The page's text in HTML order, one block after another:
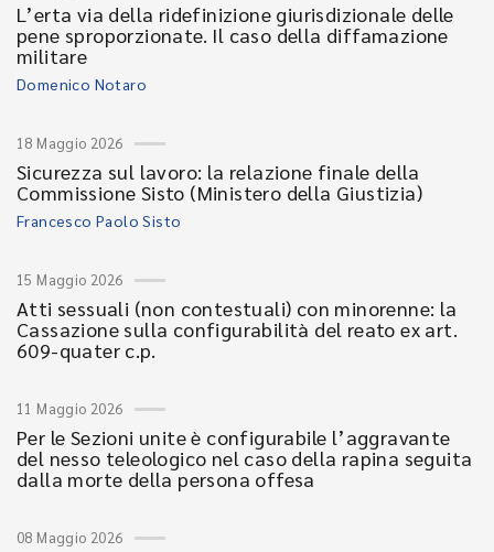
L’erta via della ridefinizione giurisdizionale delle
pene sproporzionate. Il caso della diffamazione
militare
Domenico Notaro
18 Maggio 2026
Sicurezza sul lavoro: la relazione finale della
Commissione Sisto (Ministero della Giustizia)
Francesco Paolo Sisto
15 Maggio 2026
Atti sessuali (non contestuali) con minorenne: la
Cassazione sulla configurabilità del reato ex art.
609-quater c.p.
11 Maggio 2026
Per le Sezioni unite è configurabile l’aggravante
del nesso teleologico nel caso della rapina seguita
dalla morte della persona offesa
08 Maggio 2026